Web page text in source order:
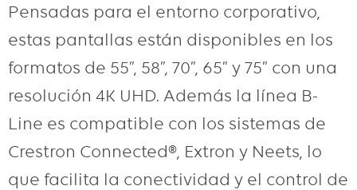
Pensadas para el entorno corporativo,
estas pantallas están disponibles en los
formatos de 55”, 58”, 70”, 65” y 75” con una
resolución 4K UHD. Además la línea B-
Line es compatible con los sistemas de
Crestron Connected®, Extron y Neets, lo
que facilita la conectividad y el control de